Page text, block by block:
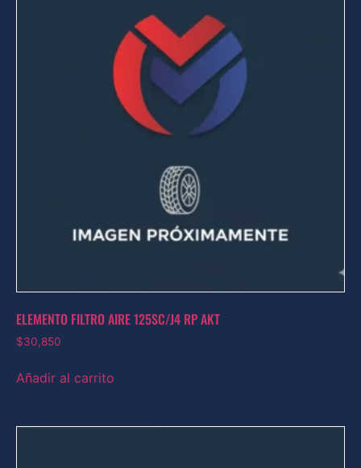
ELEMENTO FILTRO AIRE 125SC/J4 RP AKT
$30,850
Añadir al carrito